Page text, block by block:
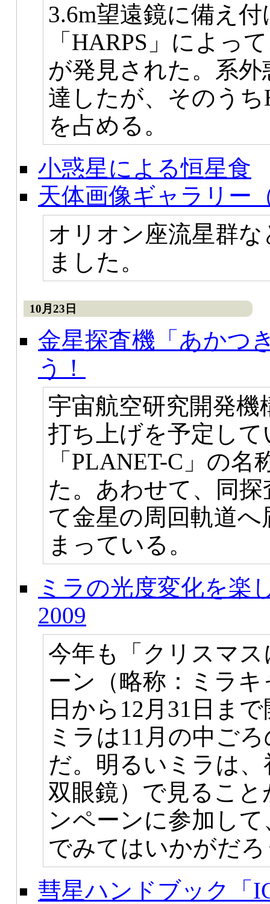
3.6m望遠鏡に備え
「HARPS」によっ
が発見された。系
達したが、そのうち
を占める。
小惑星による恒星食
天体画像ギャラリー
オリオン座流星群
ました。
10月23日
金星探査機「あかつ
う！
宇宙航空研究開発
打ち上げを予定し
「PLANET-C」の
た。あわせて、同
て金星の周回軌道
まっている。
ミラの光度変化を楽
2009
今年も「クリスマ
ーン（略称：ミラ
日から12月31日ま
ミラは11月の中ご
だ。明るいミラは
双眼鏡）で見るこ
ンペーンに参加し
でみてはいかがだ
彗星ハンドブック「